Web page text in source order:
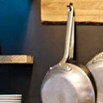
リア料理
だけでな
しました
です」と